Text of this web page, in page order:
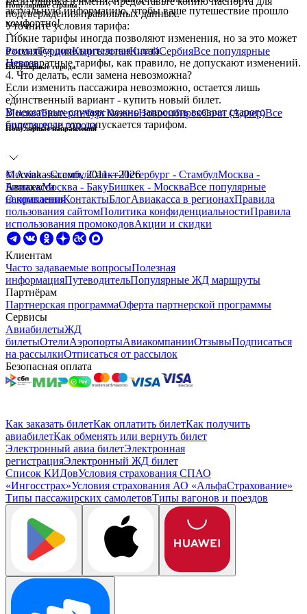
подтверждения правильных данных.
Уточните условия тарифа:
Гибкие тарифы иногда позволяют изменения, но за это может
взиматься дополнительная плата.
Невозвратные тарифы, как правило, не допускают изменений.
4. Что делать, если замена невозможна?
Если изменить пассажира невозможно, остается лишь
единственный вариант - купить новый билет.
В некоторых случаях можно запросить возврат старого
билета, если это допускается тарифом.
актуальную информацию, чтобы ваше путешествие прошло
комфортно!
Популярные страны
РоссияТурцияКыргызстанКитайСербияВсе популярные
страны
Популярные города
МоскваЕкатеринбургКазаньНовосибирскСочи (Адлер)Все
популярные города
Популярные направления
Москва - СтамбулСанкт-Петербург - СтамбулМосква -
БишкекМосква - БакуБишкек - МоскваВсе популярные
направления
© Aviakassa.com, 2011—2026
Авиакасса
О компанииКонтактыБлогАвиакасса в регионахПравила
пользования сайтомПолитика конфиденциальностиПравила
использования промокодовАкции и скидки
Клиентам
Часто задаваемые вопросыПолезная
информацияПутеводительПопулярные ЖД маршруты
Партнёрам
Партнерская программаОферта партнерской программы
Сервисы
АвиабилетыЖД
билетыОтелиАэропортыАвиакомпанииОтзывыПодписаться
на рассылкиОтписаться от рассылок
Безопасная оплата
Как заказать билетКак оплатить билетКак получить
авиабилетКак обменять или вернуть билет
Электронный авиа билетЭлектронная
регистрацияЭлектронный ЖД билет
Список КИДовУсловия страхования СПАО
«Ингосстрах»Условия страхования АО «АльфаСтрахование»
Типы пассажирских самолетовТипы вагонов и поездов